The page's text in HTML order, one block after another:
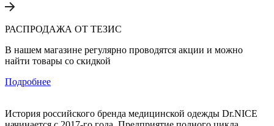
РАСПРОДАЖА ОТ ТЕЗИС
В нашем магазине регулярно проводятся акции и можно
найти товары со скидкой
Подробнее
История российского бренда медицинской одежды Dr.NICE